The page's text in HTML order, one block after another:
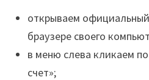
открываем
браузере своего
в меню слева кликаем
счет»;